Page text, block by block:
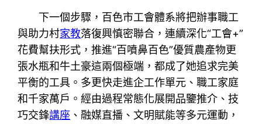
下一個步驟，百色市工會體系將把辦事職工
與助力村家教落復興慎密聯合，連續深化“工會+”
花費幫扶形式，推進“百噴鼻百色”優質農產物更
張水瓶和牛土豪這兩個極端，都成了她追求完美
平衡的工具。多更快走進企工作單元、職工家庭
和千家萬戶。經由過程常態化展開品鑒推介、技
巧交鋒講座 、融媒直播、文明賦能等多元運動，